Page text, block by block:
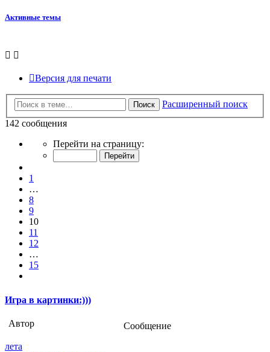
Активные темы
Версия для печати
Поиск
Расширенный поиск
142 сообщения
Страница
15
Перейти на страницу:
1
…
8
9
10
11
12
…
15
Игра в картинки:)))
Автор
Сообщение
лета